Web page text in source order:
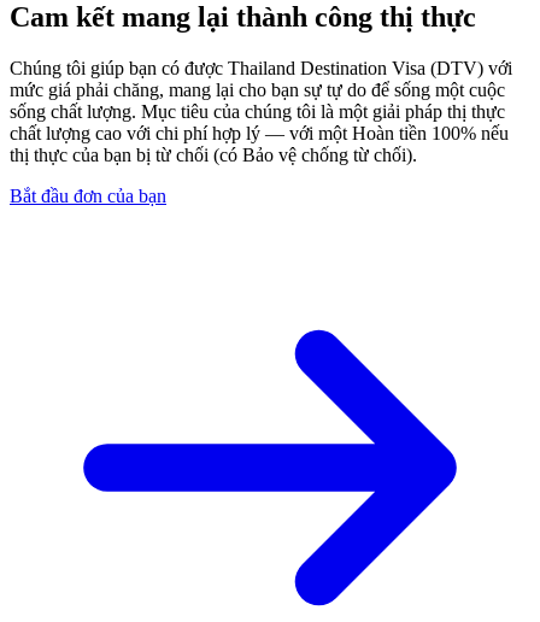
Cam kết mang lại thành công thị thực
Chúng tôi giúp bạn có được Thailand Destination Visa (DTV) với
mức giá phải chăng, mang lại cho bạn sự tự do để sống một cuộc
sống chất lượng. Mục tiêu của chúng tôi là một giải pháp thị thực
chất lượng cao với chi phí hợp lý — với một Hoàn tiền 100% nếu
thị thực của bạn bị từ chối (có Bảo vệ chống từ chối).
Bắt đầu đơn của bạn